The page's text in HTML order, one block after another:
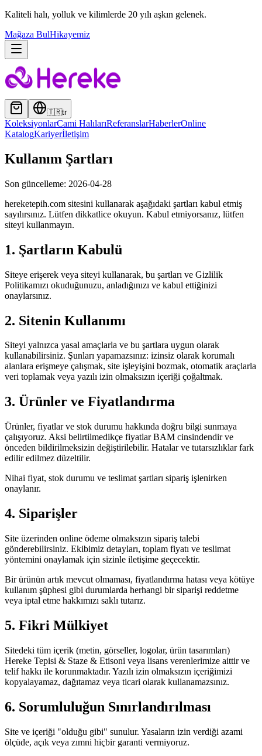
Kaliteli halı, yolluk ve kilimlerde 20 yılı aşkın gelenek.
Mağaza BulHikayemiz
🇹🇷tr
KoleksiyonlarCami HalılarıReferanslarHaberlerOnline
KatalogKariyerİletişim
Kullanım Şartları
Son güncelleme: 2026-04-28
hereketepih.com sitesini kullanarak aşağıdaki şartları kabul etmiş
sayılırsınız. Lütfen dikkatlice okuyun. Kabul etmiyorsanız, lütfen
siteyi kullanmayın.
1. Şartların Kabulü
Siteye erişerek veya siteyi kullanarak, bu şartları ve Gizlilik
Politikamızı okuduğunuzu, anladığınızı ve kabul ettiğinizi
onaylarsınız.
2. Sitenin Kullanımı
Siteyi yalnızca yasal amaçlarla ve bu şartlara uygun olarak
kullanabilirsiniz. Şunları yapamazsınız: izinsiz olarak korumalı
alanlara erişmeye çalışmak, site işleyişini bozmak, otomatik araçlarla
veri toplamak veya yazılı izin olmaksızın içeriği çoğaltmak.
3. Ürünler ve Fiyatlandırma
Ürünler, fiyatlar ve stok durumu hakkında doğru bilgi sunmaya
çalışıyoruz. Aksi belirtilmedikçe fiyatlar BAM cinsindendir ve
önceden bildirilmeksizin değiştirilebilir. Hatalar ve tutarsızlıklar fark
edilir edilmez düzeltilir.
Nihai fiyat, stok durumu ve teslimat şartları sipariş işlenirken
onaylanır.
4. Siparişler
Site üzerinden online ödeme olmaksızın sipariş talebi
gönderebilirsiniz. Ekibimiz detayları, toplam fiyatı ve teslimat
yöntemini onaylamak için sizinle iletişime geçecektir.
Bir ürünün artık mevcut olmaması, fiyatlandırma hatası veya kötüye
kullanım şüphesi gibi durumlarda herhangi bir siparişi reddetme
veya iptal etme hakkımızı saklı tutarız.
5. Fikri Mülkiyet
Sitedeki tüm içerik (metin, görseller, logolar, ürün tasarımları)
Hereke Tepisi & Staze & Etisoni veya lisans verenlerimize aittir ve
telif hakkı ile korunmaktadır. Yazılı izin olmaksızın içeriğimizi
kopyalayamaz, dağıtamaz veya ticari olarak kullanamazsınız.
6. Sorumluluğun Sınırlandırılması
Site ve içeriği "olduğu gibi" sunulur. Yasaların izin verdiği azami
ölçüde, açık veya zımni hiçbir garanti vermiyoruz.